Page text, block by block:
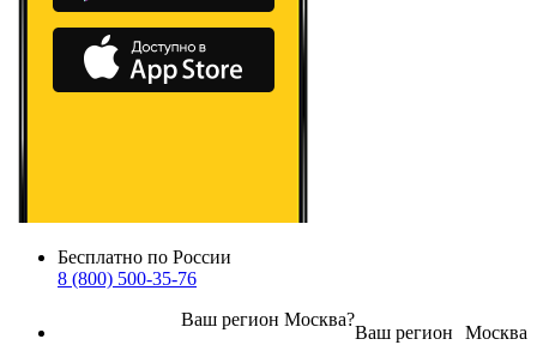
Бесплатно по России
8 (800) 500-35-76
Москва
Ваш регион
Ваш регион Москва?